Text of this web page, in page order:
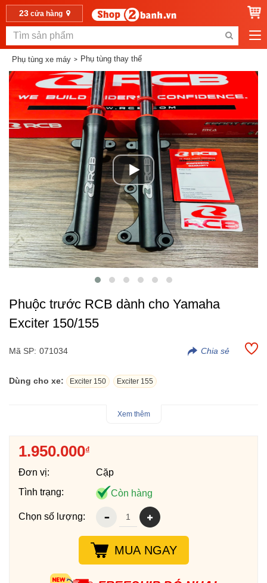
23cửa hàng
Phụ tùng xe máy Phụ tùng thay thế
Phuộc trước RCB dành cho Yamaha
Exciter 150/155
Mã SP: 071034
Dùng cho xe: Exciter 150 Exciter 155
- Phuộc trước RCB dành cho Yamaha Exciter 150 và
- Phuộc trước RCB hoạt động khá ổn định, chắc chắn khi vận
hơi yếu trên các dòng xe Yamaha Exciter.
- Phuộc trước RCB dành cho Yamaha Exciter có ty phuộc
26mm, phuộc được bảo hành 1 năm
Xem thêm
1.950.000₫
Đơn vị:
Cặp
Tình trạng:
Còn hàng
Chọn số lượng:
MUA NGAY